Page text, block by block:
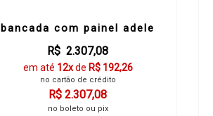
bancada com painel adele
R$ 2.307,08
em até 12xde R$ 192,26
no cartão de crédito
R$ 2.307,08
no boleto ou pix